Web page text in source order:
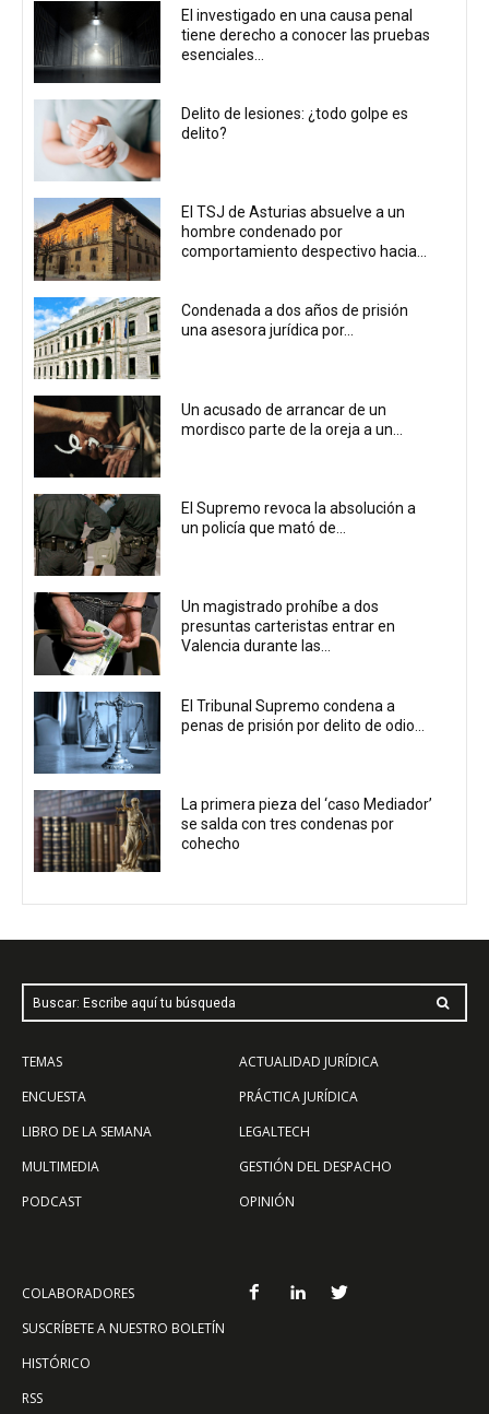
El investigado en una causa penal
tiene derecho a conocer las pruebas
esenciales...
Delito de lesiones: ¿todo golpe es
delito?
El TSJ de Asturias absuelve a un
hombre condenado por
comportamiento despectivo hacia...
Condenada a dos años de prisión
una asesora jurídica por...
Un acusado de arrancar de un
mordisco parte de la oreja a un...
El Supremo revoca la absolución a
un policía que mató de...
Un magistrado prohíbe a dos
presuntas carteristas entrar en
Valencia durante las...
El Tribunal Supremo condena a
penas de prisión por delito de odio...
La primera pieza del ‘caso Mediador’
se salda con tres condenas por
cohecho
Buscar: Escribe aquí tu búsqueda
TEMAS
ENCUESTA
LIBRO DE LA SEMANA
MULTIMEDIA
PODCAST
ACTUALIDAD JURÍDICA
PRÁCTICA JURÍDICA
LEGALTECH
GESTIÓN DEL DESPACHO
OPINIÓN
COLABORADORES
SUSCRÍBETE A NUESTRO BOLETÍN
HISTÓRICO
RSS